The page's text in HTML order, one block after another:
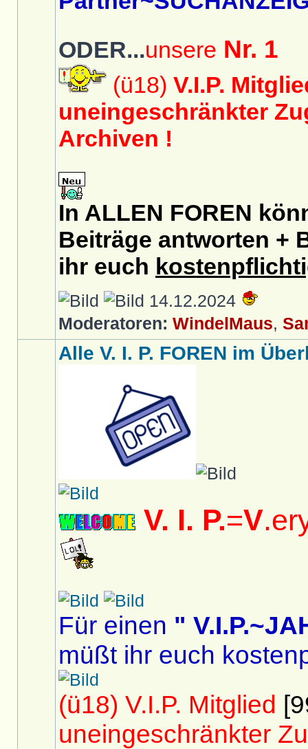
ODER...unsere Nr. 1
(ü18) V.I.P.
uneingeschränkter
Archiven !
In ALLEN FOREN
Beiträge antworten +
ihr euch
14.12.2024
Moderatoren: WindelMaus,
Alle V. I. P. FOREN im
V. I. P.=V
Für einen "
müßt ihr euch
(ü18) V.I.P. Mitglied
uneingeschränkter